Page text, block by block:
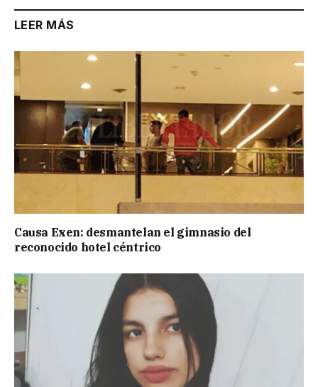
LEER MÁS
Causa Exen: desmantelan el gimnasio del
reconocido hotel céntrico